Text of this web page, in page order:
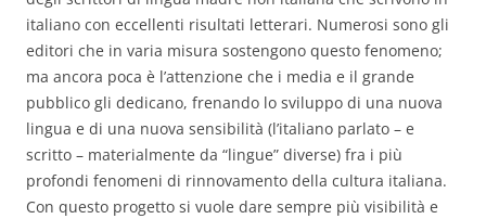
italiano con eccellenti risultati letterari. Numerosi sono gli
editori che in varia misura sostengono questo fenomeno;
ma ancora poca è l’attenzione che i media e il grande
pubblico gli dedicano, frenando lo sviluppo di una nuova
lingua e di una nuova sensibilità (l’italiano parlato – e
scritto – materialmente da “lingue” diverse) fra i più
profondi fenomeni di rinnovamento della cultura italiana.
Con questo progetto si vuole dare sempre più visibilità e